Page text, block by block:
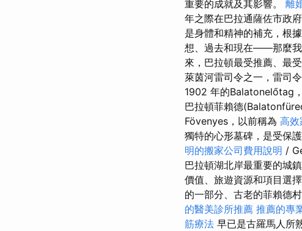
重要的成就及其影響。 離
年之際在巴拉通薩佐市政
是身體和精神的補充，根
想、過去和現在——那麼我
來，巴拉頓最受推薦、最
萊茵河雷司令之一，雷司
1902 年的Balatonelőtag
巴拉頓菲賴德
Fövenyes，以前稱為 高效
獨特的心形墓碑，是受保
明的搬家公司費用說明 /
巴拉頓湖北岸最重要的城
價值、旅遊資源和項目選
的一部分、古老的菲賴德
的醫美診所推薦 推薦的專
筋療法 早已是古羅馬人所